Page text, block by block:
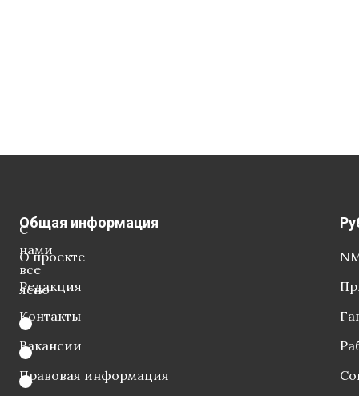
С
нами
все
ясно
Общая информация
О проекте
Редакция
Контакты
Вакансии
Правовая информация